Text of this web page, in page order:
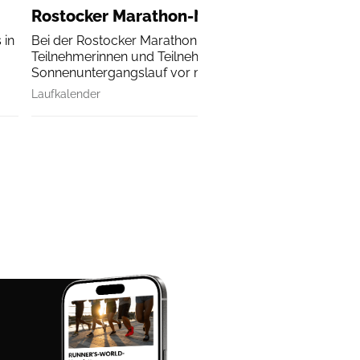
in
Rostocker Marathon-Nacht
Bei der Rostocker Marathon-Nacht erleben alle
Teilnehmerinnen und Teilnehmer einen
Sonnenuntergangslauf vor malerischer Kulisse.
Laufkalender